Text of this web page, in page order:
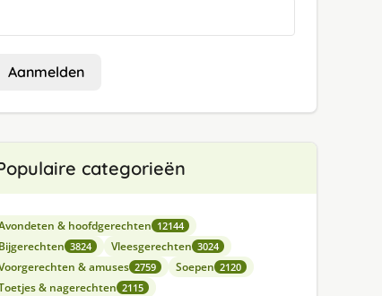
Aanmelden
categorieën
& hoofdgerechten 12144
Bijgerechten 3824 Vleesgerechten 3024
& amuses 2759 Soepen 2120
& nagerechten 2115